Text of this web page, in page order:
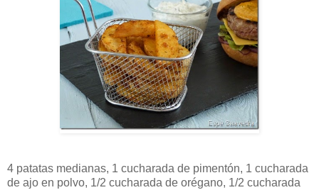
4 patatas medianas, 1 cucharada de pimentón, 1 cucharada
de ajo en polvo, 1/2 cucharada de orégano, 1/2 cucharada